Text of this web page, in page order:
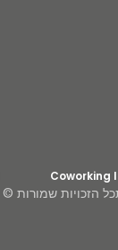
Coworking
כל הזכויות שמורות © 2026 Easy Offices. כל הזכויות שמורות.